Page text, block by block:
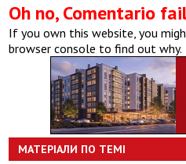
Oh no, Comentario
If you own this website, you
browser console to find out why.
МАТЕРІАЛИ ПО ТЕМІ